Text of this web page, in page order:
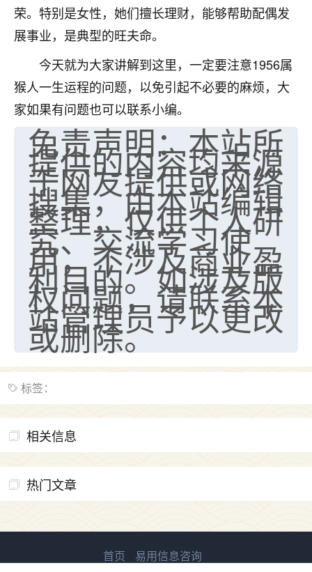
荣。特别是女性，她们擅长理财，能够帮助配偶发
展事业，是典型的旺夫命。
今天就为大家讲解到这里，一定要注意1956属
猴人一生运程的问题，以免引起不必要的麻烦，大
家如果有问题也可以联系小编。
免责声明：本站所
提供的内容均来源
于网友提供或网络
搜集，由本站编辑
整理，仅供个人研
究、交流学习使
用，不涉及商业盈
利目的。如涉及版
权问题，请联系本
站管理员予以更改
或删除。
标签：
相关信息
热门文章
首页 易用信息咨询